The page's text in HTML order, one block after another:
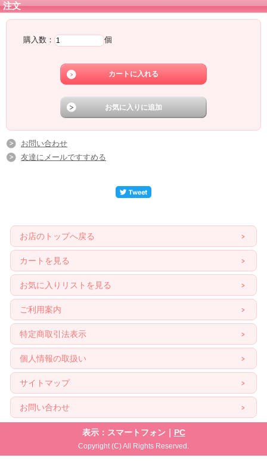
注文
購入数： 個
お問い合わせ
友達にメールですすめる
お店のトップへ戻る
カートを見る
お気に入りリストを見る
ご利用案内
特定商取引法表示
個人情報の取扱い
サイトマップ
お問い合わせ
表示：スマートフォン｜ PC
Copyright (C) All Rights Reserved.